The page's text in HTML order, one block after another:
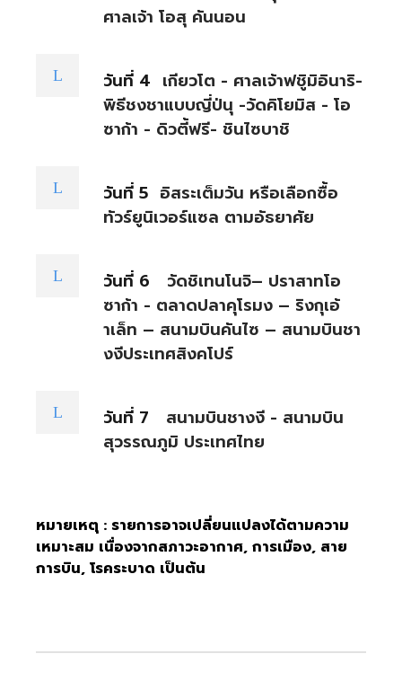
ศาลเจ้า โอสุ คันนอน
วันที่ 4 เกียวโต - ศาลเจ้าฟชูิมิอินาริ-
พิธีชงชาแบบญี่ป่นุ -วัดคิโยมิส - โอ
ซาก้า - ดิวตี้ฟรี- ชินไซบาชิ
วันที่ 5 อิสระเต็มวัน หรือเลือกซื้อ
ทัวร์ยูนิเวอร์แซล ตามอัธยาศัย
วันที่ 6
วัดชิเทนโนจิ– ปราสาทโอ
ซาก้า - ตลาดปลาคุโรมง – ริงกุเอ้
าเล็ท – สนามบินคันไซ – สนามบินชา
งงีประเทศสิงคโปร์
วันที่ 7
สนามบินชางงี - สนามบิน
สุวรรณภูมิ ประเทศไทย
หมายเหตุ : รายการอาจเปลี่ยนแปลงได้ตามความ
เหมาะสม เนื่องจากสภาวะอากาศ, การเมือง, สาย
การบิน, โรคระบาด เป็นต้น